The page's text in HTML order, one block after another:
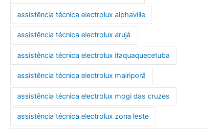
assistência técnica electrolux alphaville
assistência técnica electrolux arujá
assistência técnica electrolux itaquaquecetuba
assistência técnica electrolux mairiporã
assistência técnica electrolux mogi das cruzes
assistência técnica electrolux zona leste